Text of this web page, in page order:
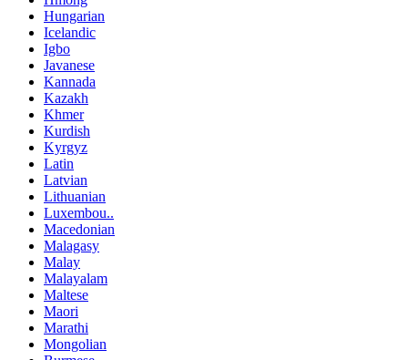
Hungarian
Icelandic
Igbo
Javanese
Kannada
Kazakh
Khmer
Kurdish
Kyrgyz
Latin
Latvian
Lithuanian
Luxembou..
Macedonian
Malagasy
Malay
Malayalam
Maltese
Maori
Marathi
Mongolian